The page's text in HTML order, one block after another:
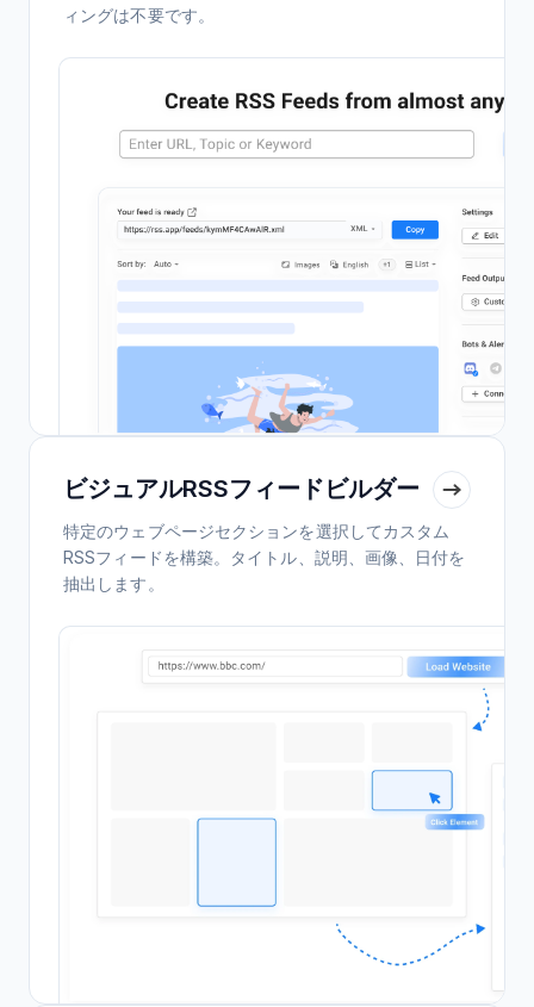
ィングは不要です。
ビジュアルRSSフィードビルダー
特定のウェブページセクションを選択してカスタム
RSSフィードを構築。タイトル、説明、画像、日付を
抽出します。